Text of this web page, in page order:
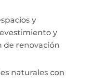
y
y
de renovación
naturales con